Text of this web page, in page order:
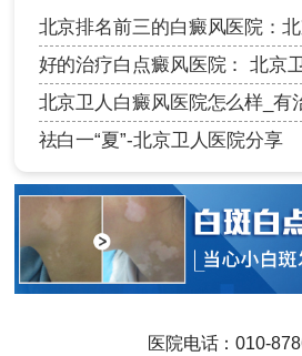
北京排名前三的白癜风医院：
好的治疗白点癜风医院： 北京
北京卫人白癜风医院怎么样_有
祛白一“夏”-北京卫人医院分享
医院电话：010-